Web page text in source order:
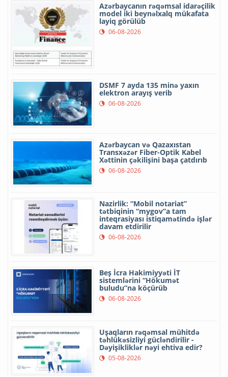
Azərbaycanın rəqəmsal idarəçilik
model iki beynəlxalq mükafata
layiq görülüb
06-08-2026
DSMF 7 ayda 135 minə yaxın
elektron arayış verib
06-08-2026
Azərbaycan və Qazaxıstan
Transxəzər Fiber-Optik Kabel
Xəttinin çəkilişini başa çatdırıb
06-08-2026
Nazirlik: “Mobil notariat”
tətbiqinin “mygov”a tam
inteqrasiyası istiqamətində işlər
davam etdirilir
06-08-2026
Beş İcra Hakimiyyəti İT
sistemlərini “Hökumət
buludu”na köçürüb
06-08-2026
Uşaqların rəqəmsal mühitdə
təhlükəsizliyi gücləndirilir -
Dəyişikliklər nəyi ehtiva edir?
05-08-2026